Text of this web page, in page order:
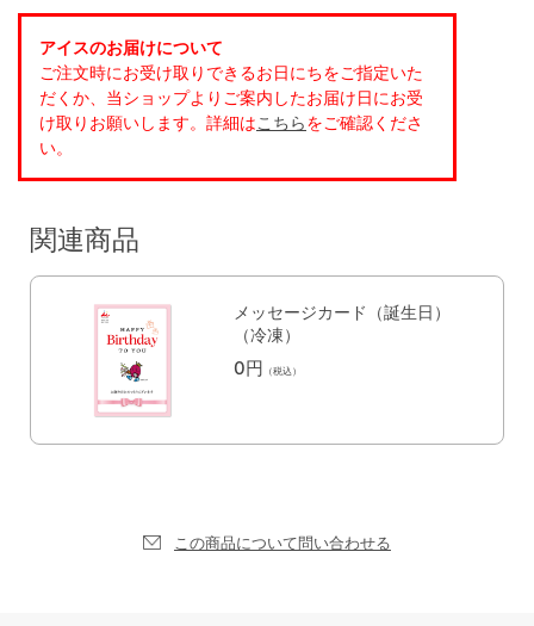
関連商品
メッセージカード（誕生日）
（冷凍）
0円 （税込）
この商品について問い合わせる
アイスのお届けについて
ご注文時にお受け取りできるお日にちをご指定いた
だくか、当ショップよりご案内したお届け日にお受
け取りお願いします。詳細はこちらをご確認くださ
い。